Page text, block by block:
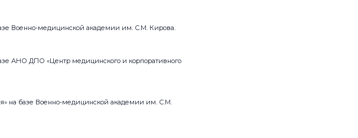
Военно-медицинской академии им. С.М. Кирова.
АНО ДПО «Центр медицинского и корпоративного
на базе Военно-медицинской академии им. С.М.